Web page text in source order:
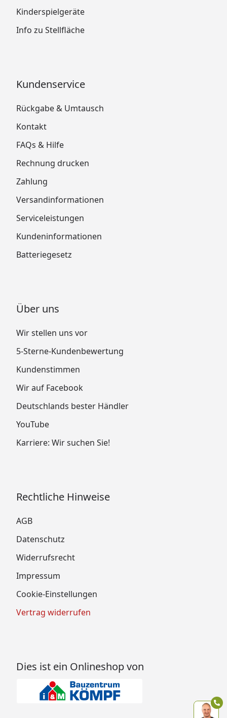
Kinderspielgeräte
Info zu Stellfläche
Kundenservice
Rückgabe & Umtausch
Kontakt
FAQs & Hilfe
Rechnung drucken
Zahlung
Versandinformationen
Serviceleistungen
Kundeninformationen
Batteriegesetz
Über uns
Wir stellen uns vor
5-Sterne-Kundenbewertung
Kundenstimmen
Wir auf Facebook
Deutschlands bester Händler
YouTube
Karriere: Wir suchen Sie!
Rechtliche Hinweise
AGB
Datenschutz
Widerrufsrecht
Impressum
Cookie-Einstellungen
Vertrag widerrufen
Dies ist ein Onlineshop von